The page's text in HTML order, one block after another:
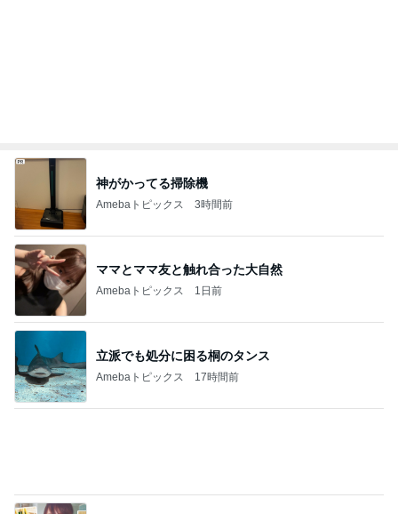
神がかってる掃除機
Amebaトピックス 3時間前
ママとママ友と触れ合った大自然
Amebaトピックス 1日前
立派でも処分に困る桐のタンス
Amebaトピックス 17時間前